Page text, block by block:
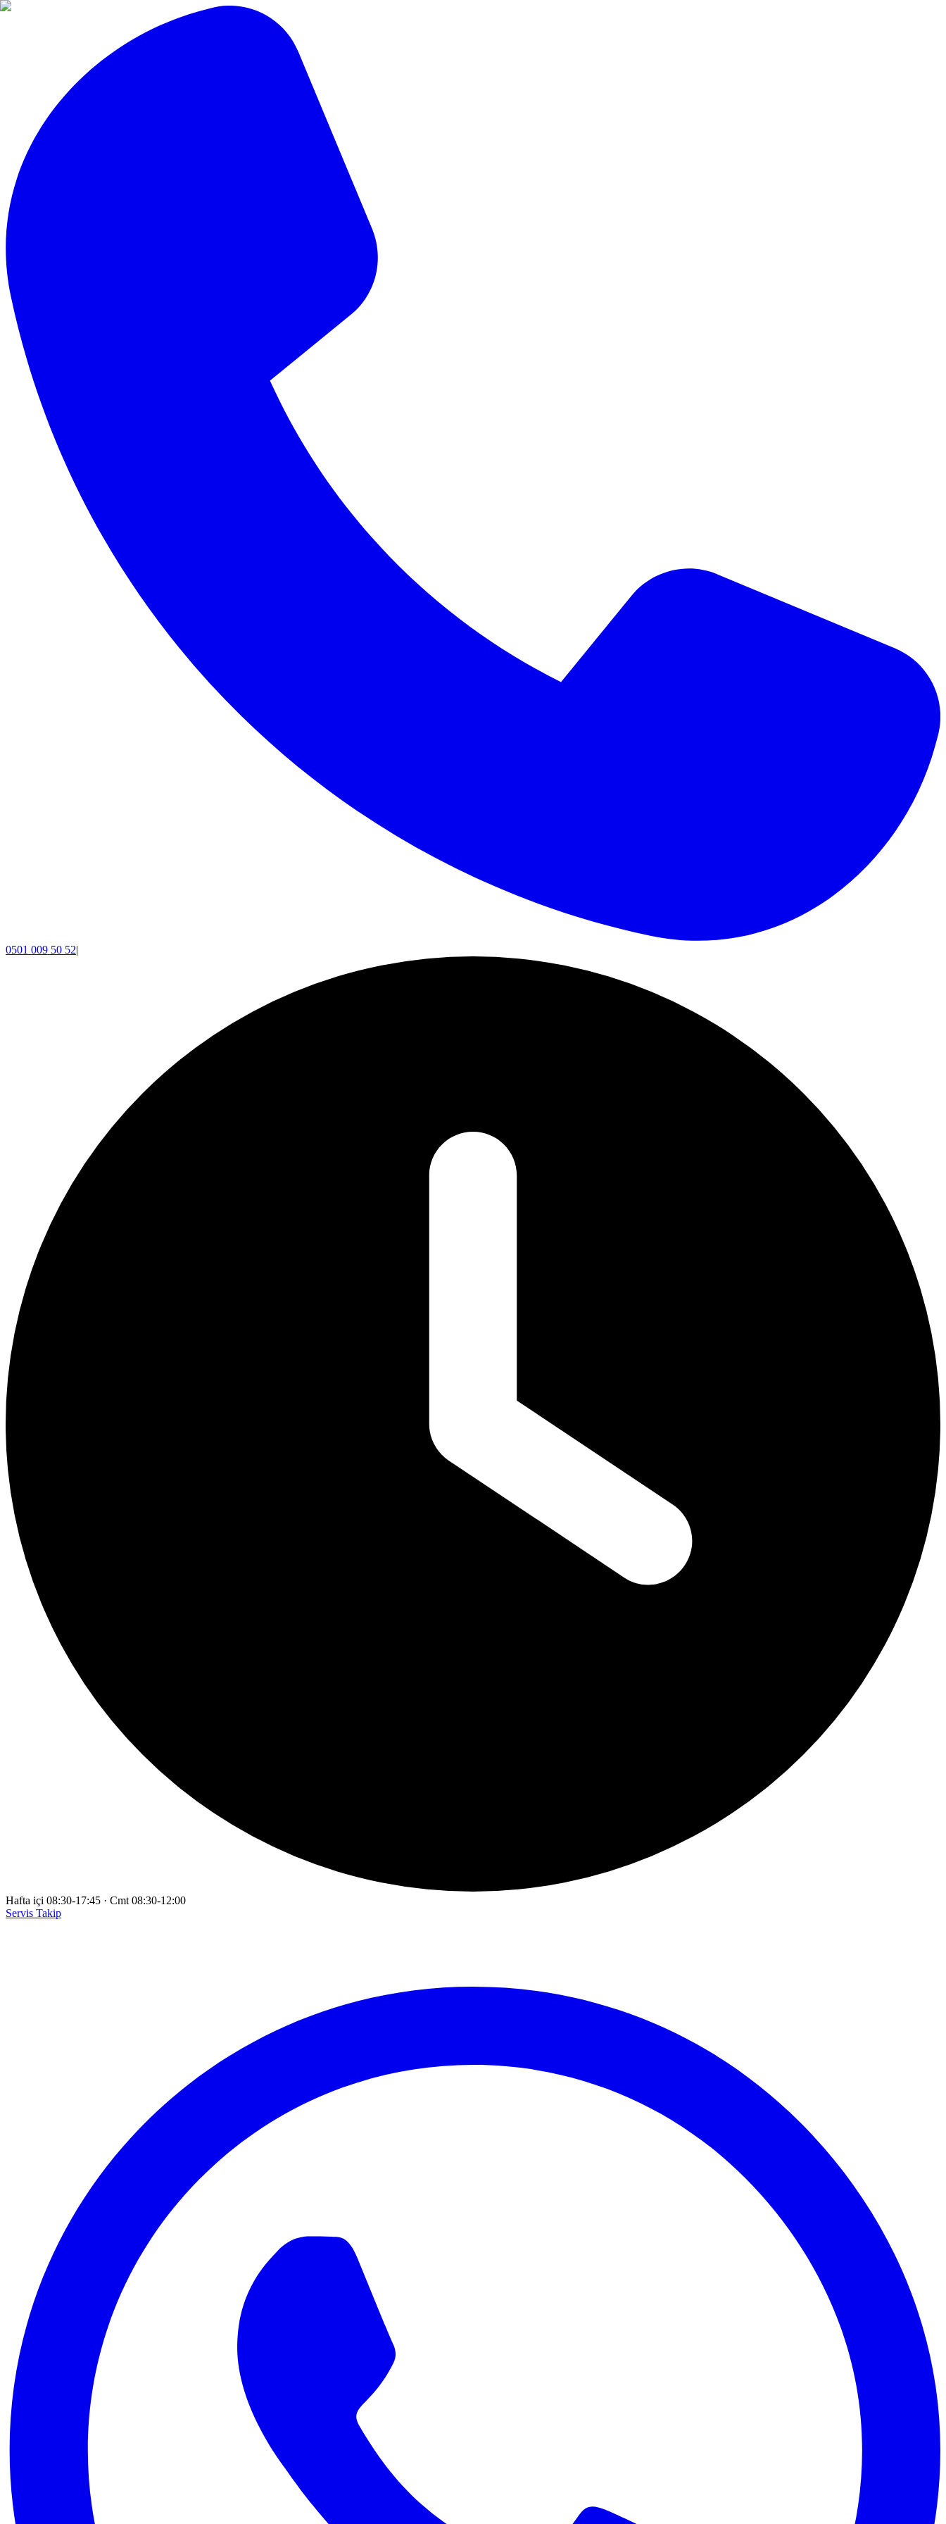
0501 009 50 52|
Hafta içi 08:30-17:45 · Cmt 08:30-12:00
Servis Takip